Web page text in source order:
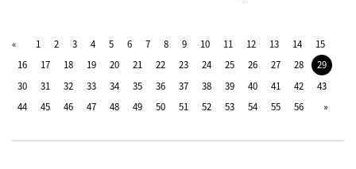
1 2 3 4 5 6 7 8 9 10 11 12 13 14
15
16
17 18 19 20 21 22 23 24 25 26 27 28
29
30
31 32 33 34 35 36 37 38 39 40 41 42
43
44
45 46 47 48 49 50 51 52 53 54 55 56